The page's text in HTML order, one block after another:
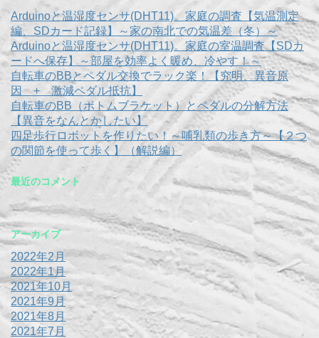
Arduinoと温湿度センサ(DHT11)。家庭の調査【気温測定
編、SDカード記録】～家の南北での気温差（冬）～
Arduinoと温湿度センサ(DHT11)。家庭の室温調査【SDカ
ードへ保存】～部屋を効率よく暖め、冷やす！～
自転車のBBとペダル交換でラック楽！【究明、異音原
因 + 激減ペダル抵抗】
自転車のBB（ボトムブラケット）とペダルの分解方法
【異音をなんとかしたい】
四足歩行ロボットを作りたい！～哺乳類の歩き方～【２つ
の関節を使って歩く】（解説編）
最近のコメント
アーカイブ
2022年2月
2022年1月
2021年10月
2021年9月
2021年8月
2021年7月